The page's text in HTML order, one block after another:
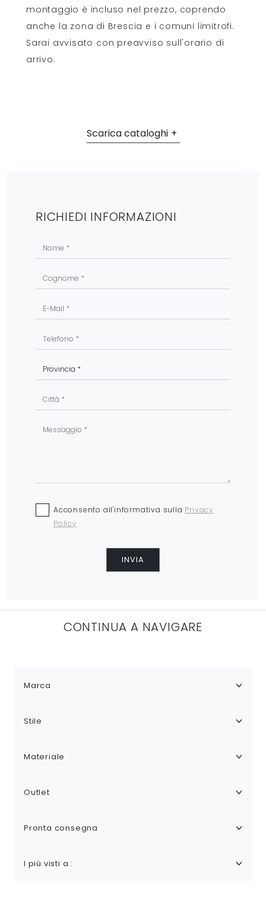
montaggio è incluso nel prezzo, coprendo
anche la zona di Brescia e i comuni limitrofi.
Sarai avvisato con preavviso sull'orario di
arrivo.
Scarica cataloghi
RICHIEDI INFORMAZIONI
Acconsento all'informativa sulla Privacy
Policy
INVIA
CONTINUA A NAVIGARE
Marca
Stile
Materiale
Outlet
Pronta consegna
I più visti a :